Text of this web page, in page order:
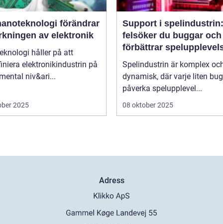
förändrar
av elektronik
håller på att
elektronikindustrin på
niv&ari...
2025
Support i
felsöker du buggar och
förbättrar
Spelindustrin är komplex
dynamisk, där varje liten
påverka spelupplevel...
08 oktober 2025
Adress